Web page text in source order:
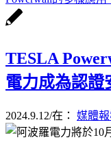
TESLA
電力成為認證
2024.9.12/在： 媒體